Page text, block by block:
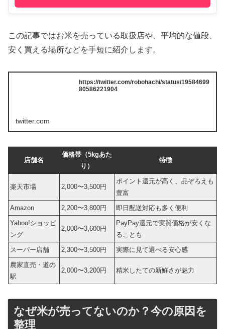
この記事ではお米を売っている取扱店や、平均的な値段、
安く買える場所などを手短に紹介します。
https://twitter.com/robohachi/status/19584699
80586221904
twitter.com
店舗名
価格帯（5kgあた
り）
特徴
楽天市場 2,000〜3,500円
ポイント還元が高く、品ぞろえも
豊富
Amazon
2,200〜3,800円
即日配送対応も多く便利
Yahoo!ショッピ
ング
2,000〜3,600円
PayPay還元で実質価格が安くな
ることも
スーパー店舗
2,300〜3,500円
実際に見て選べる安心感
農家直売・道の
駅
2,000〜3,200円 精米したての新鮮さが魅力
なぜ米が売ってないのか？今の原因を
整理